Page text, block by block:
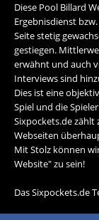
Diese Pool Billard
Ergebnisdienst
Seite stetig
gestiegen.
erwähnt und auch
Interviews sind
Dies ist eine
Spiel und die
Sixpockets.de
Webseiten
Mit Stolz können
Website" zu sein!
Das Sixpockets.de